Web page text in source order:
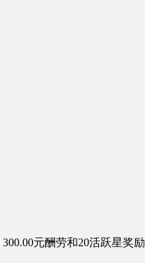
元酬劳和20活跃星奖励